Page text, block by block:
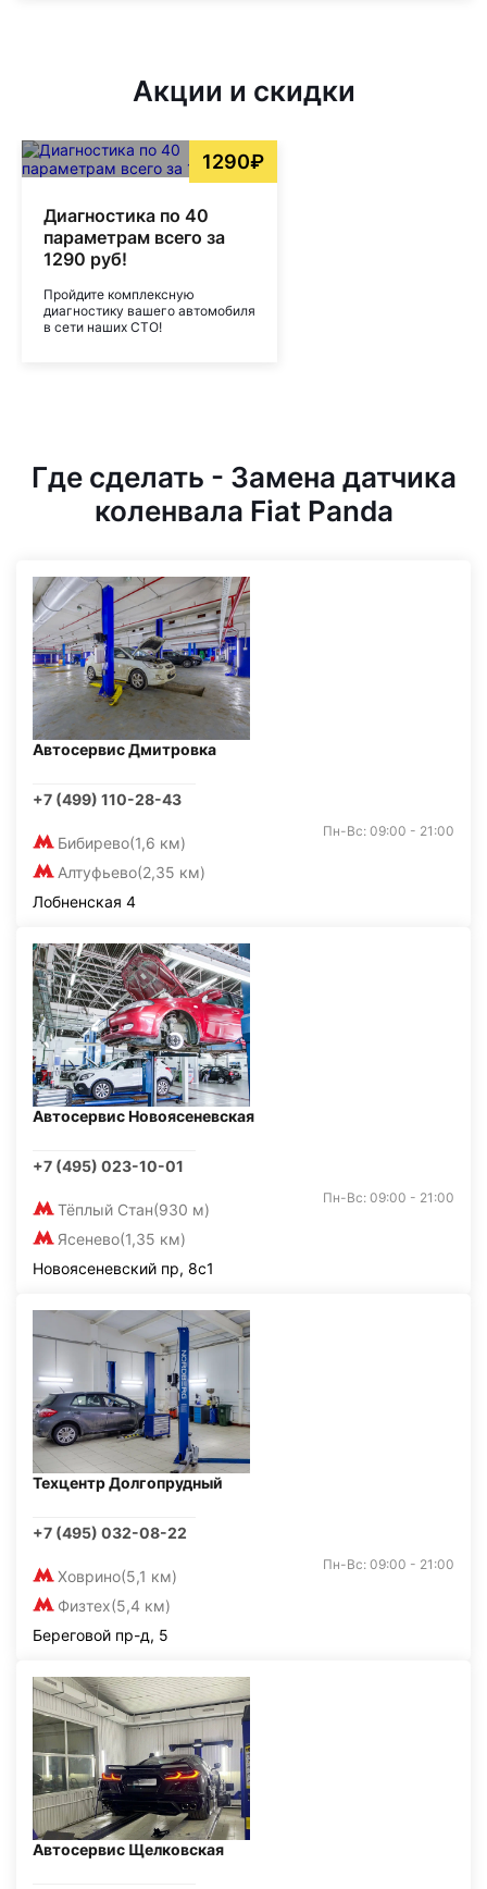
Акции и скидки
1290₽
Диагностика по 40
параметрам всего за
1290 руб!
Пройдите комплексную
диагностику вашего автомобиля
в сети наших СТО!
Где сделать - Замена датчика
коленвала Fiat Panda
Автосервис Дмитровка
+7 (499) 110-28-43
Бибирево(1,6 км)
Алтуфьево(2,35 км)
Пн-Вс: 09:00 - 21:00
Лобненская 4
Автосервис Новоясеневская
+7 (495) 023-10-01
Тёплый Стан(930 м)
Ясенево(1,35 км)
Пн-Вс: 09:00 - 21:00
Новоясеневский пр, 8с1
Техцентр Долгопрудный
+7 (495) 032-08-22
Ховрино(5,1 км)
Физтех(5,4 км)
Пн-Вс: 09:00 - 21:00
Береговой пр-д, 5
Автосервис Щелковская